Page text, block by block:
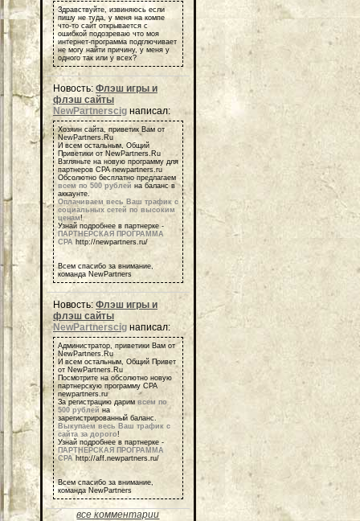
Здравствуйте, извиняюсь если
пишу не туда, у меня на компе
что-то сайт открывается с
ошибкой подозреваю что моя
интернет-программа подглючивает
не могу найти причину, у меня у
одного так или у всех?
Новость: Флэш игры и
флэш сайты
NewPartnerscig написал:
Хозяин сайта, приветик Вам от
NewPartners.Ru
И всем остальным, Общий
Приветики от NewPartners.Ru
Взгляньте на новую программу для
партнеров СРА newpartners.ru
Обсолютно бесплатно предлагаем
всем по 500 рублей на баланс в
аккаунте.
Оплачиваем весь Ваш трафик с
социальных сетей по высоким
ценам!
Узнай подробнее в партнерке -
ПАРТНЕРСКАЯ ПРОГРАММА
СРА http://newpartners.ru/
Всем спасибо за внимание,
команда NewPartners
Новость: Флэш игры и
флэш сайты
NewPartnerscig написал:
Администратор, приветики Вам от
NewPartners.Ru
И всем остальным, Общий Привет
от NewPartners.Ru
Посмотрите на обсолютно новую
партнерскую программу СРА
newpartners.ru
За регистрацию дарим всем по
500 рублей на
зарегистрированный баланс.
Выкупаем весь Ваш трафик с
сайта за дорого!
Узнай подробнее в партнерке -
ПАРТНЕРСКАЯ ПРОГРАММА
СРА http://aff.newpartners.ru/
Всем спасибо за внимание,
команда NewPartners
все комментарии